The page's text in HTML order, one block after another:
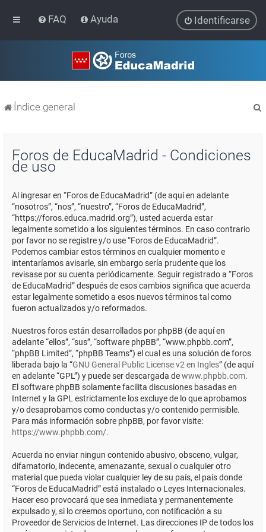
FAQ Ayuda Identificarse
Índice general
Foros de EducaMadrid - Condiciones
de uso
Al ingresar en “Foros de EducaMadrid” (de aquí en adelante
“nosotros”, “nos”, “nuestro”, “Foros de EducaMadrid”,
“https://foros.educa.madrid.org”), usted acuerda estar
legalmente sometido a los siguientes términos. En caso contrario
por favor no se registre y/o use “Foros de EducaMadrid”.
Podemos cambiar estos términos en cualquier momento e
intentaríamos avisarle, sin embargo sería prudente que los
revisase por su cuenta periódicamente. Seguir registrado a “Foros
de EducaMadrid” después de esos cambios significa que acuerda
estar legalmente sometido a esos nuevos términos tal como
fueron actualizados y/o reformados.
Nuestros foros están desarrollados por phpBB (de aquí en
adelante “ellos”, “sus”, “software phpBB”, “www.phpbb.com”,
“phpBB Limited”, “phpBB Teams”) el cual es una solución de foros
liberada bajo la “GNU General Public License v2 en Ingles” (de aquí
en adelante “GPL”) y puede ser descargada dewww.phpbb.com.
El software phpBB solamente facilita discusiones basadas en
Internet y la GPL estrictamente los excluye de lo que aprobamos
y/o desaprobamos como conductas y/o contenido permisible.
Para más información sobre phpBB, por favor visite:
https://www.phpbb.com/.
Acuerda no enviar ningun contenido abusivo, obsceno, vulgar,
difamatorio, indecente, amenazante, sexual o cualquier otro
material que pueda violar cualquier ley de su país, el país donde
“Foros de EducaMadrid” está instalado o Leyes Internacionales.
Hacer eso provocará que sea inmediata y permanentemente
expulsado y, si lo creemos oportuno, con notificación a su
Proveedor de Servicios de Internet. Las direcciones IP de todos los